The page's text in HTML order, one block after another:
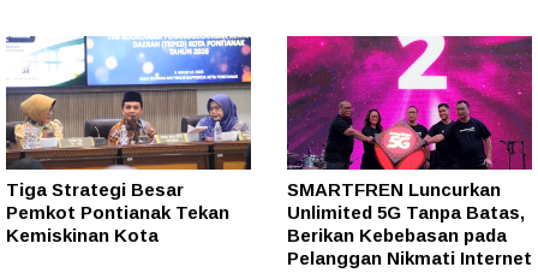
Tiga Strategi Besar
Pemkot Pontianak Tekan
Kemiskinan Kota
SMARTFREN Luncurkan
Unlimited 5G Tanpa Batas,
Berikan Kebebasan pada
Pelanggan Nikmati Internet